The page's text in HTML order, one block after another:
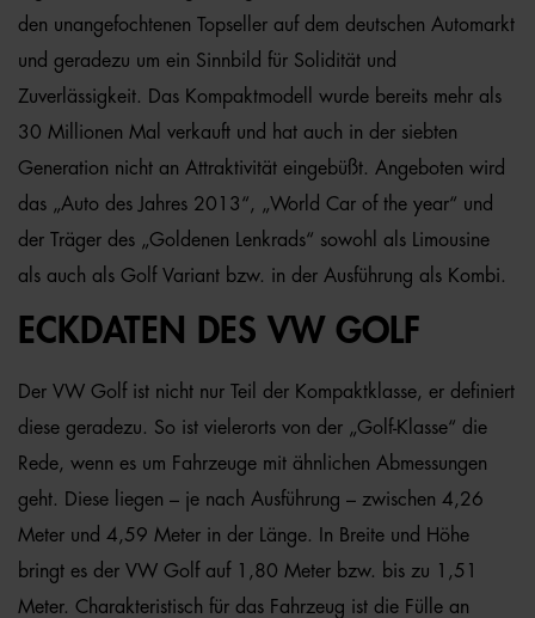
den unangefochtenen Topseller auf dem deutschen Automarkt
und geradezu um ein Sinnbild für Solidität und
Zuverlässigkeit. Das Kompaktmodell wurde bereits mehr als
30 Millionen Mal verkauft und hat auch in der siebten
Generation nicht an Attraktivität eingebüßt. Angeboten wird
das „Auto des Jahres 2013“, „World Car of the year“ und
der Träger des „Goldenen Lenkrads“ sowohl als Limousine
als auch als Golf Variant bzw. in der Ausführung als Kombi.
ECKDATEN DES VW GOLF
Der VW Golf ist nicht nur Teil der Kompaktklasse, er definiert
diese geradezu. So ist vielerorts von der „Golf-Klasse“ die
Rede, wenn es um Fahrzeuge mit ähnlichen Abmessungen
geht. Diese liegen – je nach Ausführung – zwischen 4,26
Meter und 4,59 Meter in der Länge. In Breite und Höhe
bringt es der VW Golf auf 1,80 Meter bzw. bis zu 1,51
Meter. Charakteristisch für das Fahrzeug ist die Fülle an